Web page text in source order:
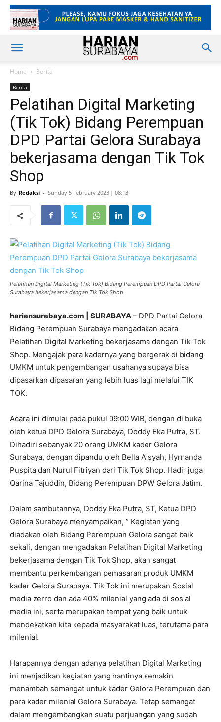
Home Berita
Berita
Pelatihan Digital Marketing
(Tik Tok) Bidang Perempuan
DPD Partai Gelora Surabaya
bekerjasama dengan Tik Tok
Shop
By Redaksi - Sunday 5 February 2023 | 08:13
Pelatihan Digital Marketing (Tik Tok) Bidang Perempuan DPD Partai Gelora
Surabaya bekerjasama dengan Tik Tok Shop
hariansurabaya.com | SURABAYA – DPD Partai Gelora
Bidang Perempuan Surabaya mengadakan acara
Pelatihan Digital Marketing bekerjasama dengan Tik Tok
Shop. Mengajak para kadernya yang bergerak di bidang
UMKM untuk pengembangan usahanya supaya bisa
dipasarkan dipasaran yang lebih luas lagi melalui TIK
TOK.
Acara ini dimulai pada pukul 09:00 WIB, dengan di buka
oleh ketua DPD Gelora Surabaya, Doddy Eka Putra, ST.
Dihadiri sebanyak 20 orang UMKM kader Gelora
Surabaya, dengan dipandu oleh Bella Aisyah, Hyrnanda
Puspita dan Nurul Fitriyan dari Tik Tok Shop. Hadir juga
Qarina Tajuddin, Bidang Perempuan DPW Gelora Jatim.
Dalam sambutannya, Doddy Eka Putra, ST, Ketua DPD
Gelora Surabaya menyampaikan, ” Kegiatan yang
diadakan oleh Bidang Perempuan Gelora sangat baik
sekali, dengan mengadakan Pelatihan Digital Marketing
bekerjasama dengan Tik Tok Shop, akan sangat
membantu perkembangan pemasaran produk UMKM
kader Gelora Surabaya. Tik Tok ini merupakan Sosial
media zerro dan ada 40% milenial yang ada di sosial
media ini, serta merupakan tempat yang baik untuk
mendekatkan kita kepada masyarakat luas, terutama para
milenial.
Harapannya dengan adanya pelatihan Digital Marketing
ini menjadikan kegiatan yang nantinya semakin
menambah semangat untuk kader Gelora Perempuan dan
para kader milenial Gelora Surabaya. Tetap semangat
dalam mengembangkan suatu perjuangan yang sudah